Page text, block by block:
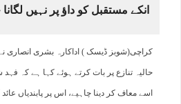
انکے مستقبل کو داﺅ پر نہیں
کراچی(شوبز ڈیسک ) اداکارہ بشری انصاری
حالیہ تنازع پر بات کرتے ہوئے کہا ہے کہ
اسے معاف کر دینا چاہیے، اس پر پابندیاں عائد